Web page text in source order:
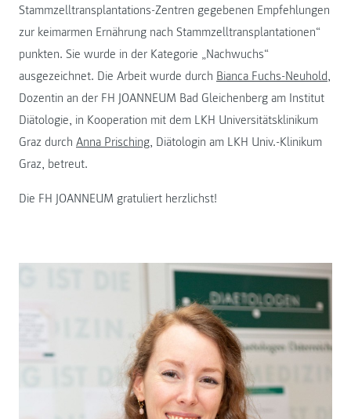
Stammzelltransplantations-Zentren gegebenen Empfehlungen
zur keimarmen Ernährung nach Stammzelltransplantationen“
punkten. Sie wurde in der Kategorie „Nachwuchs“
ausgezeichnet. Die Arbeit wurde durch Bianca Fuchs-Neuhold,
Dozentin an der FH JOANNEUM Bad Gleichenberg am Institut
Diätologie, in Kooperation mit dem LKH Universitätsklinikum
Graz durch Anna Prisching, Diätologin am LKH Univ.-Klinikum
Graz, betreut.
Die FH JOANNEUM gratuliert herzlichst!